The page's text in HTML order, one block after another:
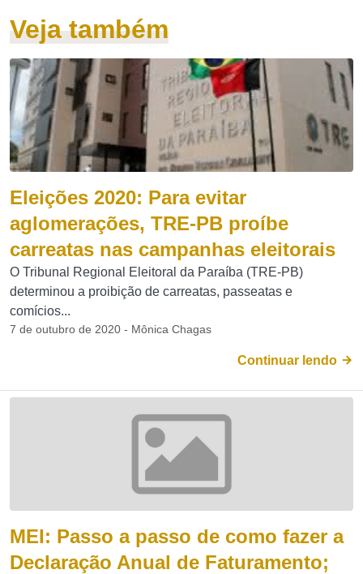
Veja também
Eleições 2020: Para evitar
aglomerações, TRE-PB proíbe
carreatas nas campanhas eleitorais
O Tribunal Regional Eleitoral da Paraíba (TRE-PB)
determinou a proibição de carreatas, passeatas e
comícios...
7 de outubro de 2020 - Mônica Chagas
Continuar lendo
MEI: Passo a passo de como fazer a
Declaração Anual de Faturamento;